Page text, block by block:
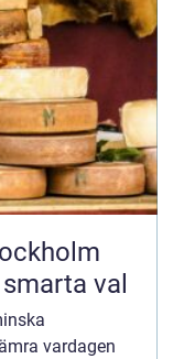
val
vardagen